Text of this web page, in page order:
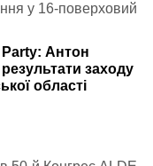
у 16-поверховий
Party: Антон
заходу
області